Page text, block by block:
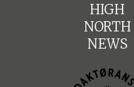
HIGH
NORTH
NEWS